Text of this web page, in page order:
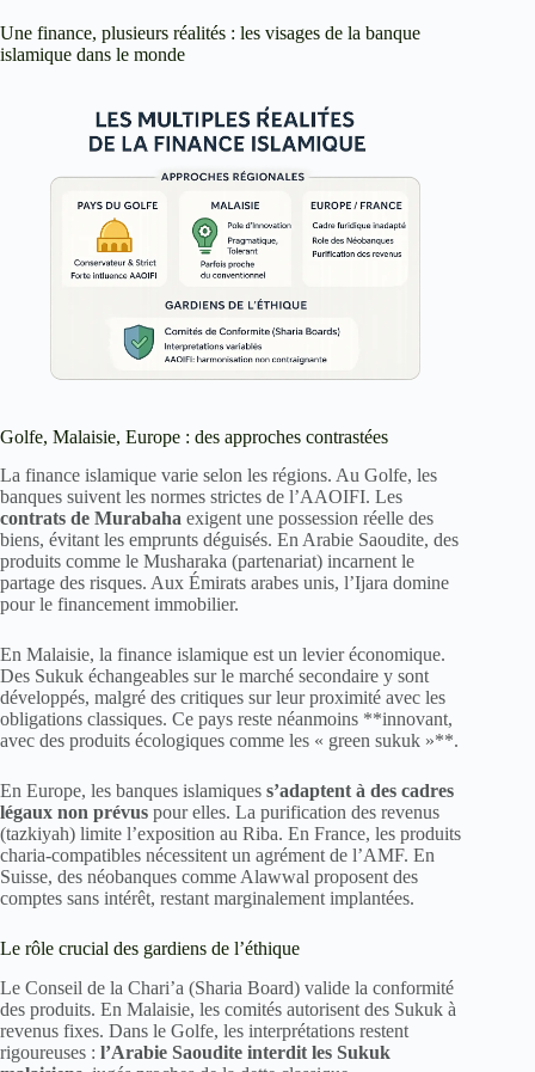
Une finance, plusieurs réalités : les visages de la banque
islamique dans le monde
Golfe, Malaisie, Europe : des approches contrastées
La finance islamique varie selon les régions. Au Golfe, les
banques suivent les normes strictes de l’AAOIFI. Les
contrats de Murabaha exigent une possession réelle des
biens, évitant les emprunts déguisés. En Arabie Saoudite, des
produits comme le Musharaka (partenariat) incarnent le
partage des risques. Aux Émirats arabes unis, l’Ijara domine
pour le financement immobilier.
En Malaisie, la finance islamique est un levier économique.
Des Sukuk échangeables sur le marché secondaire y sont
développés, malgré des critiques sur leur proximité avec les
obligations classiques. Ce pays reste néanmoins **innovant,
avec des produits écologiques comme les « green sukuk »**.
En Europe, les banques islamiques s’adaptent à des cadres
légaux non prévus pour elles. La purification des revenus
(tazkiyah) limite l’exposition au Riba. En France, les produits
charia-compatibles nécessitent un agrément de l’AMF. En
Suisse, des néobanques comme Alawwal proposent des
comptes sans intérêt, restant marginalement implantées.
Le rôle crucial des gardiens de l’éthique
Le Conseil de la Chari’a (Sharia Board) valide la conformité
des produits. En Malaisie, les comités autorisent des Sukuk à
revenus fixes. Dans le Golfe, les interprétations restent
rigoureuses : l’Arabie Saoudite interdit les Sukuk